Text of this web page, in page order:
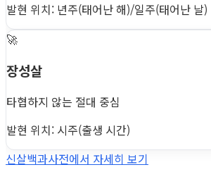
발현 위치: 년주(태어난 해)/일주(태어난 날)
🚀
장성살
타협하지 않는 절대 중심
발현 위치: 시주(출생 시간)
신살백과사전에서 자세히 보기